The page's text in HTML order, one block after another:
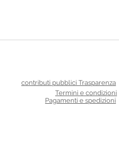
Termini e condizioni
Pagamenti e spedizioni
contributi pubblici Trasparenza